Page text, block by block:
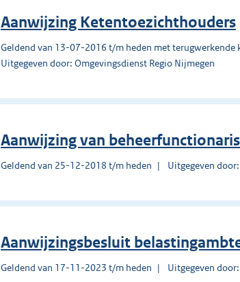
Aanwijzing Ketentoezichthouders
Geldend van 13-07-2016 t/m heden met
Uitgegeven door: Omgevingsdienst Regio Nijmegen
Aanwijzing van
Geldend van 25-12-2018 t/m heden Uitgegeven
Aanwijzingsbesluit
Geldend van 17-11-2023 t/m heden Uitgegeven door: